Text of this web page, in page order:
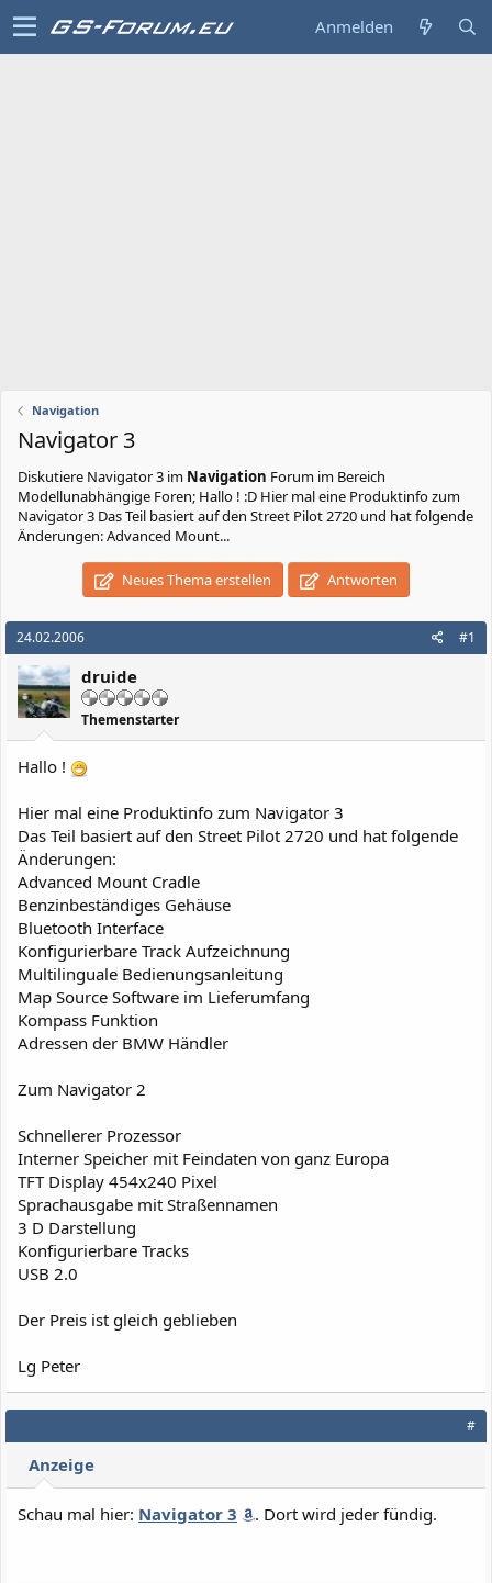
Anmelden
Navigation
Navigator 3
Diskutiere Navigator 3 im Navigation Forum im Bereich
Modellunabhängige Foren; Hallo ! :D Hier mal eine Produktinfo zum
Navigator 3 Das Teil basiert auf den Street Pilot 2720 und hat folgende
Änderungen: Advanced Mount...
Neues Thema erstellen Antworten
24.02.2006 #1
druide
Themenstarter
Hallo !
Hier mal eine Produktinfo zum Navigator 3
Das Teil basiert auf den Street Pilot 2720 und hat folgende
Änderungen:
Advanced Mount Cradle
Benzinbeständiges Gehäuse
Bluetooth Interface
Konfigurierbare Track Aufzeichnung
Multilinguale Bedienungsanleitung
Map Source Software im Lieferumfang
Kompass Funktion
Adressen der BMW Händler
Zum Navigator 2
Schnellerer Prozessor
Interner Speicher mit Feindaten von ganz Europa
TFT Display 454x240 Pixel
Sprachausgabe mit Straßennamen
3 D Darstellung
Konfigurierbare Tracks
USB 2.0
Der Preis ist gleich geblieben
Lg Peter
#
Anzeige
Schau mal hier: Navigator 3 . Dort wird jeder fündig.